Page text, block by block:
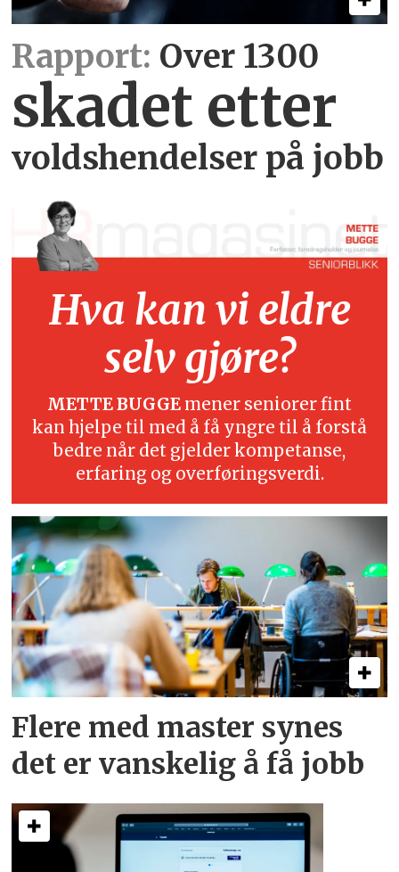
Rapport: Over 1300
skadet etter
voldshendelser på jobb
Hva kan vi eldre
selv gjøre?
METTE BUGGE mener seniorer fint
kan hjelpe til med å få yngre til å forstå
bedre når det gjelder kompetanse,
erfaring og overføringsverdi.
Flere med master synes
det er vanskelig å få jobb